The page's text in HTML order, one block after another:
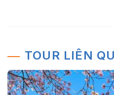
TOUR LIÊN